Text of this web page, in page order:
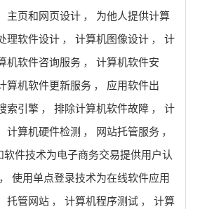
主页和网页设计 ，
为他人提供计算
理软件设计 ， 计算机图像设计 ，
计
机软件咨询服务 ，
计算机软件安
算机软件更新服务 ，
应用软件出
索引擎 ， 排除计算机软件故障 ，
计
计算机硬件检测 ， 网站托管服务 ，
件技术为电子商务交易提供用户认
，
使用单点登录技术为在线软件应用
托管网站 ， 计算机程序测试 ，
计算